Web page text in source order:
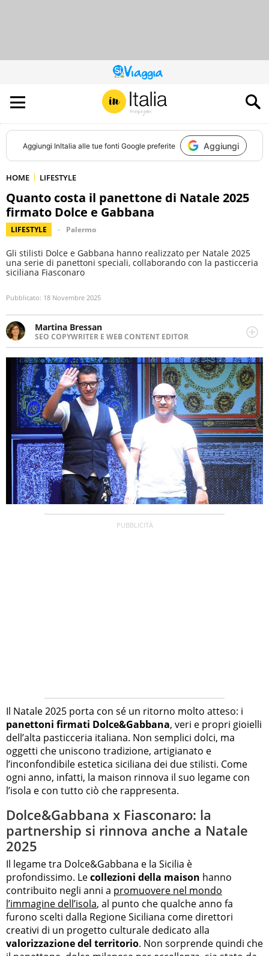
QUESTO
SITO
CONTRIBUISCE
ALL’AUDIENCE
DI
Aggiungi InItalia alle tue fonti Google preferite Aggiungi
HOME LIFESTYLE
Quanto costa il panettone di Natale 2025
firmato Dolce e Gabbana
LIFESTYLE Palermo
Gli stilisti Dolce e Gabbana hanno realizzato per Natale 2025
una serie di panettoni speciali, collaborando con la pasticceria
siciliana Fiasconaro
Pubblicato: 18 Novembre 2025
Martina Bressan
SEO COPYWRITER E WEB CONTENT EDITOR
Appassionata di viaggi, di trail running e di yoga, ama
scoprire nuovi posti e nuove culture. Curiosa,
determinata e intraprendente adora leggere ma
soprattutto scrivere.
Il Natale 2025 porta con sé un ritorno molto atteso: i
panettoni firmati Dolce&Gabbana, veri e propri gioielli
dell’alta pasticceria italiana. Non semplici dolci, ma
oggetti che uniscono tradizione, artigianato e
l’inconfondibile estetica siciliana dei due stilisti. Come
ogni anno, infatti, la maison rinnova il suo legame con
l’isola e con tutto ciò che rappresenta.
Dolce&Gabbana x Fiasconaro: la
partnership si rinnova anche a Natale
2025
Il legame tra Dolce&Gabbana e la Sicilia è
profondissimo. Lecollezioni della maison hanno
contribuito negli anni a promuovere nel mondo
l’immagine dell’isola, al punto che qualche anno fa
furono scelti dalla Regione Siciliana come direttori
creativi di un progetto culturale dedicato alla
valorizzazione del territorio. Non sorprende quindi che